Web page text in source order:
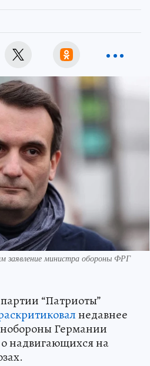
заявление министра обороны ФРГ
“Патриоты”
недавнее
Германии
о надвигающихся на